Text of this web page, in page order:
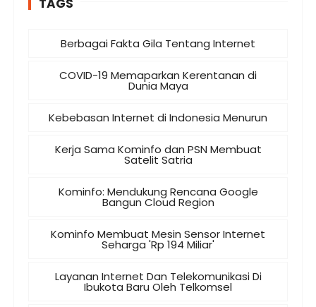
Berbagai Fakta Gila Tentang Internet
COVID-19 Memaparkan Kerentanan di
Dunia Maya
Kebebasan Internet di Indonesia Menurun
Kerja Sama Kominfo dan PSN Membuat
Satelit Satria
Kominfo: Mendukung Rencana Google
Bangun Cloud Region
Kominfo Membuat Mesin Sensor Internet
Seharga 'Rp 194 Miliar'
Layanan Internet Dan Telekomunikasi Di
Ibukota Baru Oleh Telkomsel